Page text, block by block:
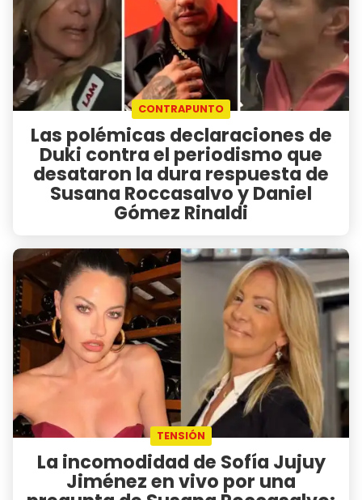
CONTRAPUNTO
Las polémicas declaraciones de
Duki contra el periodismo que
desataron la dura respuesta de
Susana Roccasalvo y Daniel
Gómez Rinaldi
TENSIÓN
La incomodidad de Sofía Jujuy
Jiménez en vivo por una